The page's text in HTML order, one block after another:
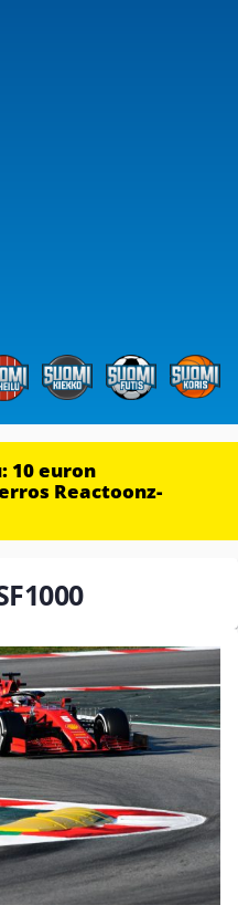
10 euron
Reactoonz-